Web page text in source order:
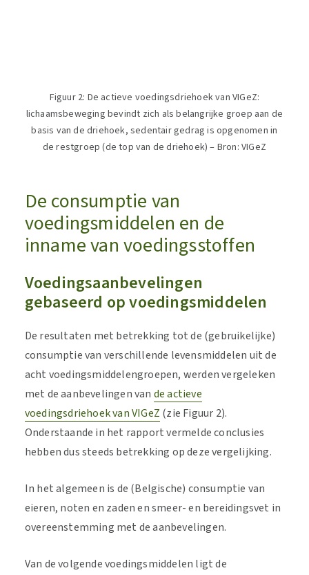
Figuur 2: De actieve voedingsdriehoek van VIGeZ:
lichaamsbeweging bevindt zich als belangrijke groep aan de
basis van de driehoek, sedentair gedrag is opgenomen in
de restgroep (de top van de driehoek) – Bron: VIGeZ
De consumptie van
voedingsmiddelen en de
inname van voedingsstoffen
Voedingsaanbevelingen
gebaseerd op voedingsmiddelen
De resultaten met betrekking tot de (gebruikelijke)
consumptie van verschillende levensmiddelen uit de
acht voedingsmiddelengroepen, werden vergeleken
met de aanbevelingen van de actieve
voedingsdriehoek van VIGeZ (zie Figuur 2).
Onderstaande in het rapport vermelde conclusies
hebben dus steeds betrekking op deze vergelijking.
In het algemeen is de (Belgische) consumptie van
eieren, noten en zaden en smeer- en bereidingsvet in
overeenstemming met de aanbevelingen.
Van de volgende voedingsmiddelen ligt de